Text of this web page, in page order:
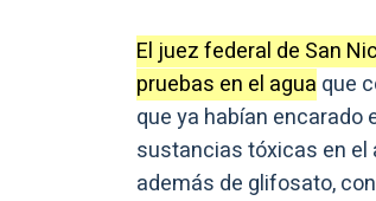
El juez federal de San
pruebas en el agua que
que ya habían encarado
sustancias tóxicas en el
además de glifosato,